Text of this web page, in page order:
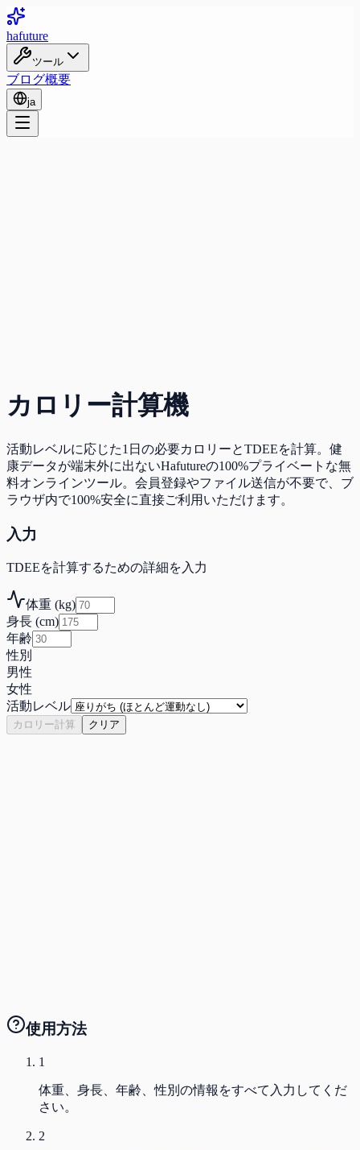
hafuture
ツール
ブログ概要
ja
カロリー計算機
活動レベルに応じた1日の必要カロリーとTDEEを計算。健
康データが端末外に出ないHafutureの100%プライベートな無
料オンラインツール。会員登録やファイル送信が不要で、ブ
ラウザ内で100%安全に直接ご利用いただけます。
入力
TDEEを計算するための詳細を入力
体重 (kg)
身長 (cm)
年齢
性別
男性
女性
活動レベル
カロリー計算 クリア
使用方法
1
体重、身長、年齢、性別の情報をすべて入力してくだ
さい。
2